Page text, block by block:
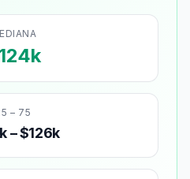
– 75
– $126k